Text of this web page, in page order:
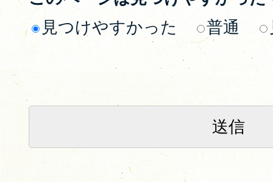
見つけやすかった
普通